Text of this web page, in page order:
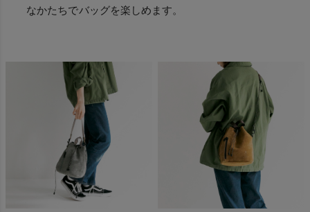
なかたちでバッグを楽しめます。